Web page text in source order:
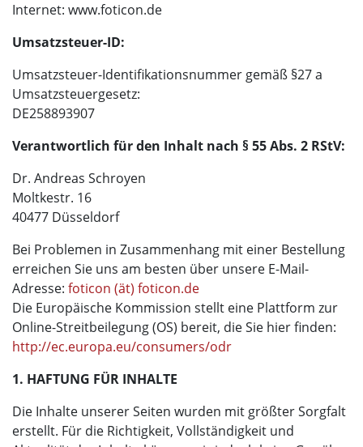
Internet: www.foticon.de
Umsatzsteuer-ID:
Umsatzsteuer-Identifikationsnummer gemäß §27 a
Umsatzsteuergesetz:
DE258893907
Verantwortlich für den Inhalt nach § 55 Abs. 2 RStV:
Dr. Andreas Schroyen
Moltkestr. 16
40477 Düsseldorf
Bei Problemen in Zusammenhang mit einer Bestellung
erreichen Sie uns am besten über unsere E-Mail-
Adresse: foticon (ät) foticon.de
Die Europäische Kommission stellt eine Plattform zur
Online-Streitbeilegung (OS) bereit, die Sie hier finden:
http://ec.europa.eu/consumers/odr
1. HAFTUNG FÜR INHALTE
Die Inhalte unserer Seiten wurden mit größter Sorgfalt
erstellt. Für die Richtigkeit, Vollständigkeit und